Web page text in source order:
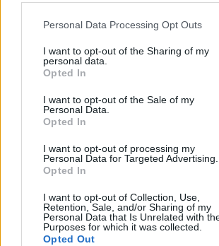
Please note that this website/app uses one
not limited to your visit or usage behaviour.
grant or deny consent to Google and its
use your data for below specified purposes
consent section.
Personal Data Processing Opt Outs
I want to opt-out of the Sharing of my
personal data.
Opted In
I want to opt-out of the Sale of my
Personal Data.
Opted In
I want to opt-out of processing my
Personal Data for Targeted Advertising.
Opted In
I want to opt-out of Collection, Use,
Retention, Sale, and/or Sharing of my
Personal Data that Is Unrelated with
Purposes for which it was collected.
Opted Out
Diego Romero · 5 Ago 2026
RECETAS